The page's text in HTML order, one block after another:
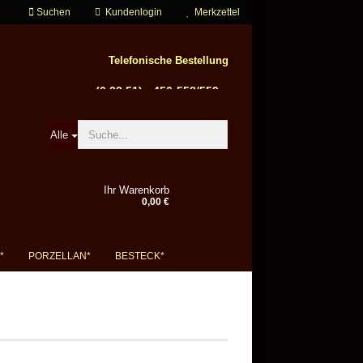
Suchen Kundenlogin Merkzettel
Alle
Telefonische Bestellung
558/559
Ihr Warenkorb
0,00 €
PORZELLAN* BESTECK*